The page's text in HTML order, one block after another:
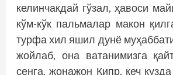
келинчакдай гўзал, ҳавоси
кўм-кўк пальмалар макон
турфа хил яшил дунё
жойлаб, она ватанимизга
сенга, жонажон Кипр, кеч